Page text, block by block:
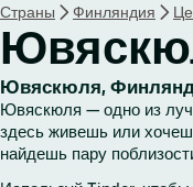
а
я
с
т
р
а
н
Страны Финляндия
Ювяскюля,
Ювяскюля — одно из
здесь живешь или
найдешь пару